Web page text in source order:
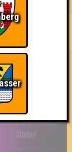
So kurz vorm Sieg!
Streber